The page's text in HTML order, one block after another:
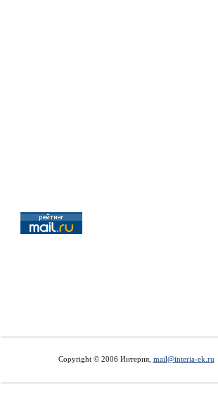
Copyright © 2006 Интерия, mail@interia-ek.ru